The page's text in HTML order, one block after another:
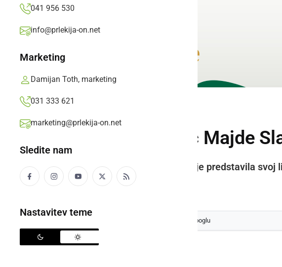
041 956 530
info@prlekija-on.net
Marketing
Damijan Toth, marketing
031 333 621
marketing@prlekija-on.net
Sledite nam
Nastavitev teme
Literarni prvenec Majde
Ljutomerčanka Majda Slavinec je predstavila svoj
Prlekija-on.net,torek, 14. oktober 2025 ob 10:17
kot svoj prednostni vir na Googlu